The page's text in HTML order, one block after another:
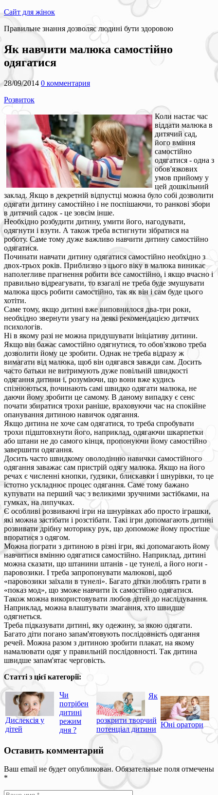
Сайт для жінок
Правильне знання дозволяє людині бути здоровою
Як навчити малюка самостійно
одягатися
28/09/2014 0 комментария
Розвиток
Коли настає час
віддати малюка в
дитячий сад,
його вміння
самостійно
одягатися - одна з
обов'язкових
умов прийому у
цей дошкільний
заклад. Якщо в декретній відпустці можна було собі дозволити
одягати дитину самостійно і не поспішаючи, то ранкові збори
в дитячий садок - це зовсім інше.
Необхідно розбудити дитину, умити його, нагодувати,
одягнути і взути. А також треба встигнути зібратися на
роботу. Саме тому дуже важливо навчити дитину самостійно
одягатися.
Починати навчати дитину одягатися самостійно необхідно з
двох-трьох років. Приблизно з цього віку в малюка виникає
наполегливе прагнення робити все самостійно, і якщо вчасно і
правильно відреагувати, то взагалі не треба буде змушувати
малюка щось робити самостійно, так як він і сам буде цього
хотіти.
Саме тому, якщо дитині вже виповнилося два-три роки,
необхідно звернути увагу на деякі рекомендацією дитячих
психологів.
Ні в якому разі не можна придушувати ініціативу дитини.
Якщо він бажає самостійно одягнутися, то обов'язково треба
дозволити йому це зробити. Однак не треба відразу ж
вимагати від малюка, щоб він одягався завжди сам. Досить
часто батьки не витримують дуже повільній швидкості
одягання дитини і, розуміючи, що вони вже кудись
спізнюються, починають самі швидко одягати малюка, не
даючи йому зробити це самому. В даному випадку є сенс
почати збиратися трохи раніше, враховуючи час на спокійне
опанування дитиною навичок одягання.
Якщо дитина не хоче сам одягатися, то треба спробувати
трохи підштовхнути його, наприклад, одягаючи шкарпетки
або штани не до самого кінця, пропонуючи йому самостійно
завершити одягання.
Досить часто швидкому оволодінню навички самостійного
одягання заважає сам пристрій одягу малюка. Якщо на його
речах є численні кнопки, ґудзики, блискавки і шнурівки, то це
істотно ускладнює процес одягання. Саме тому бажано
купувати на перший час з великими зручними застібками, на
гумках, на липучках.
Є особливі розвиваючі ігри на шнурівках або просто іграшки,
які можна застібати і розстібати. Такі ігри допомагають дитині
розвивати дрібну моторику рук, що допоможе йому простіше
впоратися з одягом.
Можна пограти з дитиною в різні ігри, які допомагають йому
навчитися вмінню одягатися самостійно. Наприклад, дитині
можна сказати, що штанини штанів - це тунелі, а його ноги -
паровозики. І треба запропонувати малюкові, щоб
«паровозики заїхали в тунелі». Багато дітки люблять грати в
«показ мод», що зможе навчити їх самостійно одягатися.
Також можна використовувати любов дітей до наслідування.
Наприклад, можна влаштувати змагання, хто швидше
одягнеться.
Треба підказувати дитині, яку одежину, за якою одягати.
Багато діти погано запам'ятовують послідовність одягання
речей. Можна разом з дитиною зробити плакат, на якому
намалювати одяг у правильній послідовності. Так дитина
швидше запам'ятає черговість.
Статті з цієї категорії:
Дислексія у
дітей
Чи
потрібен
дитині
режим
дня ?
Як
розкрити творчий
потенціал дитини
Юні оратори
Оставить комментарий
Ваш email не будет опубликован. Обязательные поля отмечены
*